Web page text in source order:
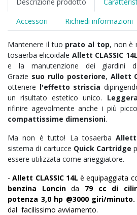
Accessori
Richiedi informazioni
Mantenere il tuo prato al top, non è
tosaerba elicoidale Allett CLASSIC 14L
e la manutenzione dei giardini
Grazie suo rullo posteriore, Allett
ottenere l'effetto striscia
un risultato estetico unico.
rifinire agevolmente anche i più
compattissime dimensioni.
Ma non è tutto! La tosaerba Allett
sistema di cartucce Quick Cartridge
essere utilizzata come arieggiatore.
-Allett CLASSIC 14L è equipaggiata
benzina Loncinda 79 cc di
potenza 3,0 hp @3000 giri/minuto.
dal facilissimo avviamento.